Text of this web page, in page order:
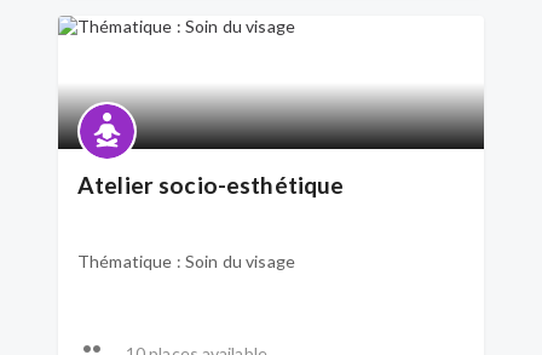
Atelier socio-esthétique
Thématique : Soin du visage